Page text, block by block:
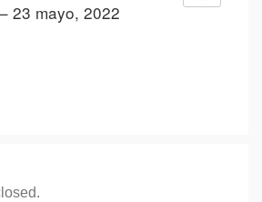
23 mayo, 2022